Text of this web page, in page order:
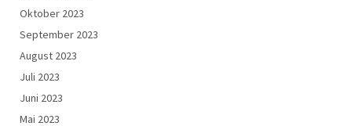
Oktober 2023
September 2023
August 2023
Juli 2023
Juni 2023
Mai 2023